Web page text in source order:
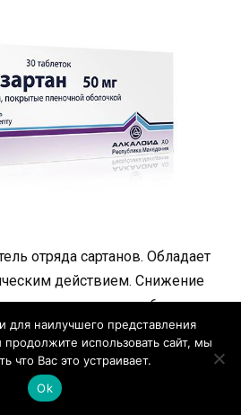
отряда сартанов. Обладает
действием. Снижение
происходит через 6 часов
дозы. Если вы принимаете это
вы достигнете стабильного
давления в течение 3-6 недель
для наилучшего представления
использовать сайт, мы
что Вас это устраивает.
Ok